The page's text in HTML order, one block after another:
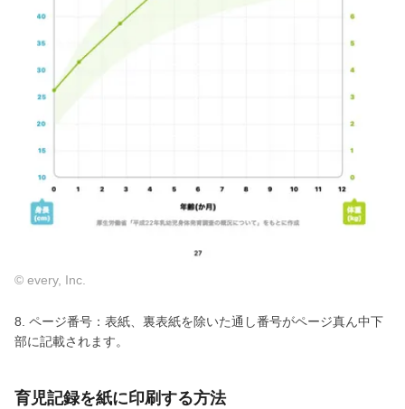
© every, Inc.
8. ページ番号：表紙、裏表紙を除いた通し番号がページ真ん中下
部に記載されます。
育児記録を紙に印刷する方法